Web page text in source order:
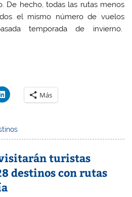
De hecho, todas las rutas menos
el mismo número de vuelos
temporada de invierno.
H
a
i
c
p
r
a
c
o
m
p
a
Más
turistas
destinos con rutas